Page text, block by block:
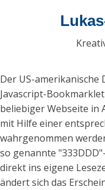
Der US-amerikanische
Javascript-
beliebiger Webseite in
mit Hilfe einer
wahrgenommen
so genannte
direkt ins eigene
ändert sich das